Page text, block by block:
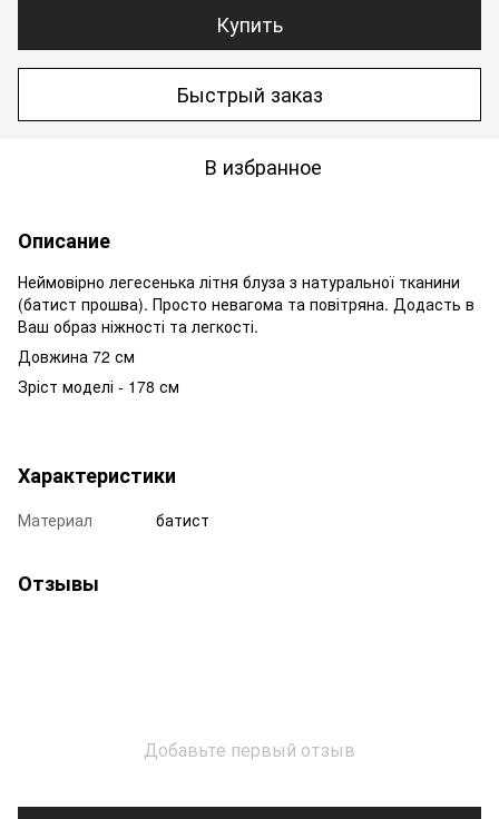
Купить
Быстрый заказ
В избранное
Описание
Неймовірно легесенька літня блуза з натуральної тканини
(батист прошва). Просто невагома та повітряна. Додасть в
Ваш образ ніжності та легкості.
Довжина 72 см
Зріст моделі - 178 см
Характеристики
Материал батист
Отзывы
Добавьте первый отзыв